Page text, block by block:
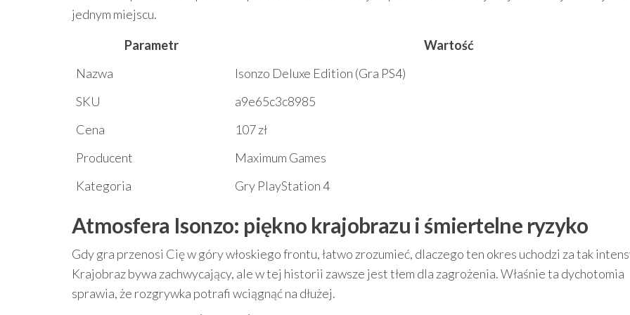
jednym miejscu.
Parametr
Wartość
Nazwa
Isonzo Deluxe Edition (Gra PS4)
SKU
a9e65c3c8985
Cena
107 zł
Producent
Maximum Games
Kategoria
Gry PlayStation 4
Atmosfera Isonzo: piękno krajobrazu i śmiertelne ryzyko
Gdy gra przenosi Cię w góry włoskiego frontu, łatwo zrozumieć, dlaczego ten okres uchodzi za tak
Krajobraz bywa zachwycający, ale w tej historii zawsze jest tłem dla zagrożenia. Właśnie ta dychotomia
sprawia, że rozgrywka potrafi wciągnąć na dłużej.